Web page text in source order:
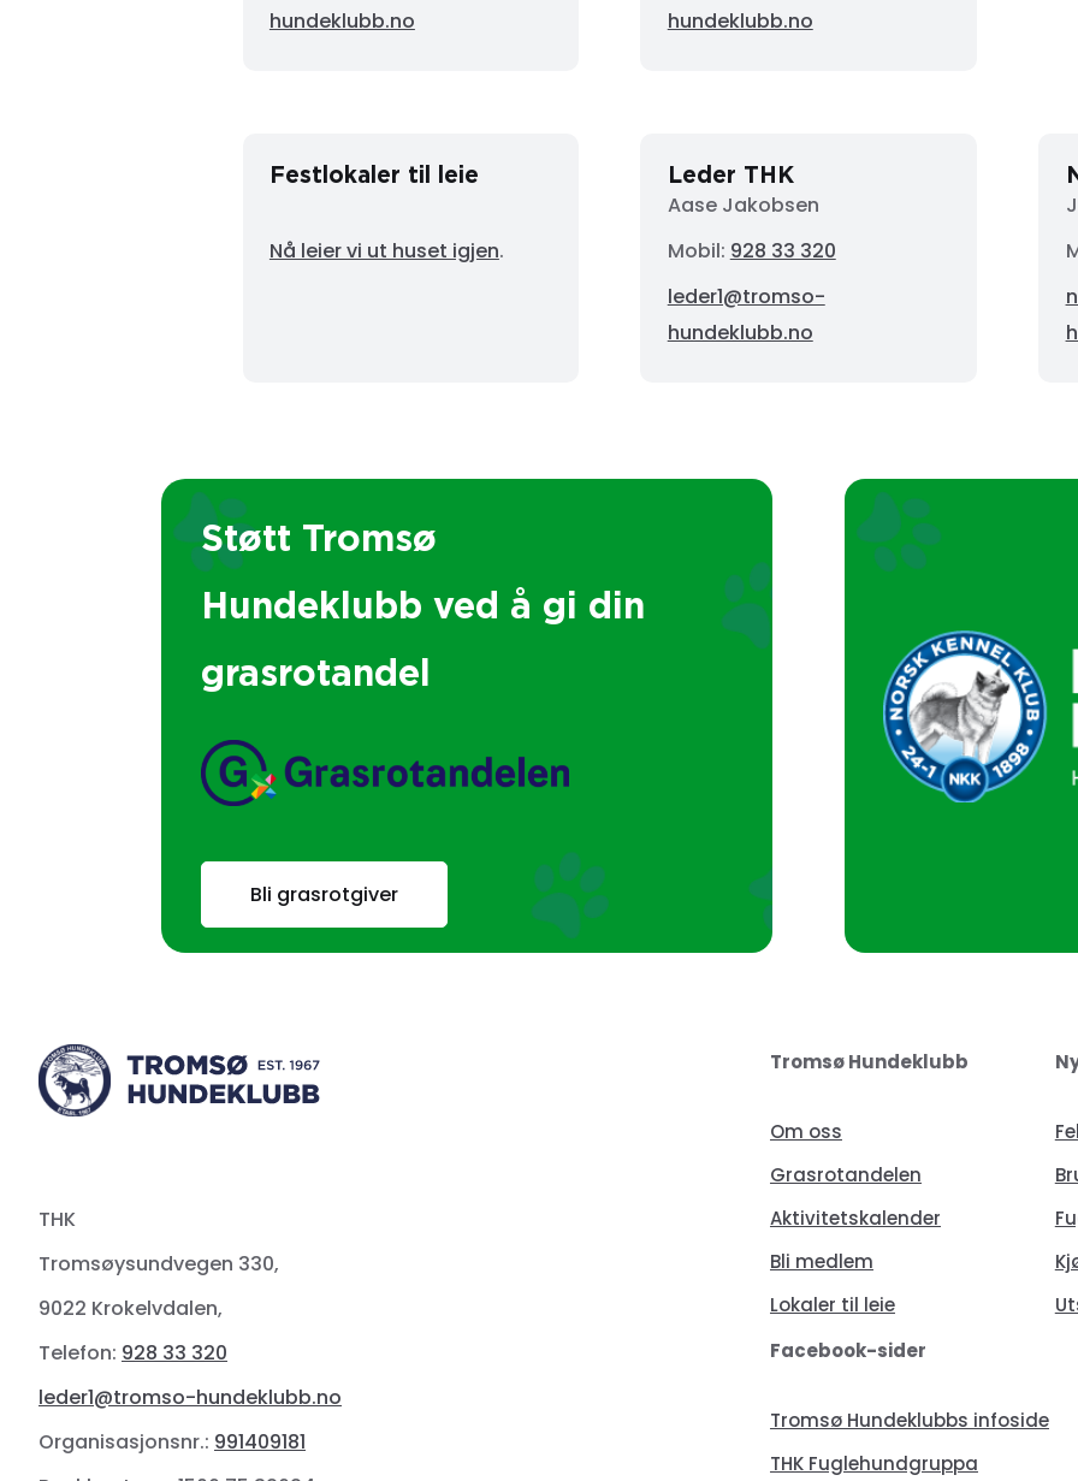
hundeklubb.no
hundeklubb.no
Festlokaler til leie
Nå leier vi ut huset igjen.
Leder THK
Aase Jakobsen
Mobil: 928 33 320
leder1@tromso-
hundeklubb.no
Støtt Tromsø
Hundeklubb ved å gi din
grasrotandel
Bli grasrotgiver
THK
Tromsøysundvegen 330,
9022 Krokelvdalen,
Telefon: 928 33 320
leder1@tromso-hundeklubb.no
Organisasjonsnr.: 991409181
Tromsø Hundeklubb
Om oss
Grasrotandelen
Aktivitetskalender
Bli medlem
Lokaler til leie
Facebook-sider
Tromsø Hundeklubbs infoside
THK Fuglehundgruppa